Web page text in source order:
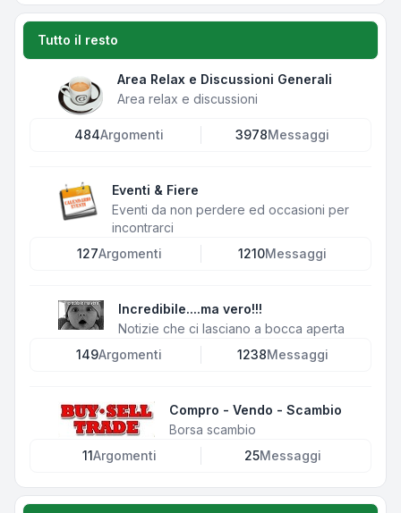
Tutto il resto
Area Relax e Discussioni Generali
Area relax e discussioni
484Argomenti 3978Messaggi
Eventi & Fiere
Eventi da non perdere ed occasioni per
incontrarci
127Argomenti 1210Messaggi
Incredibile....ma vero!!!
Notizie che ci lasciano a bocca aperta
149Argomenti 1238Messaggi
Compro - Vendo - Scambio
Borsa scambio
11Argomenti 25Messaggi